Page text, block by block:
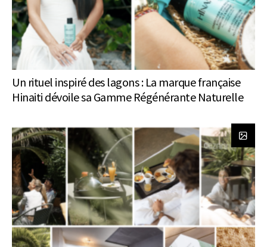
Un rituel inspiré des lagons : La marque française
Hinaiti dévoile sa Gamme Régénérante Naturelle